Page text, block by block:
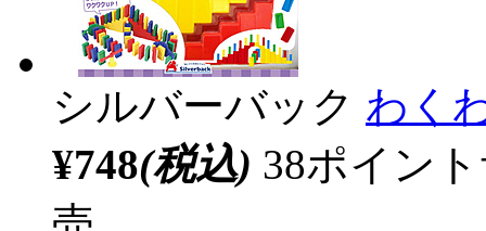
シルバーバック わく
¥748(税込) 38ポイン